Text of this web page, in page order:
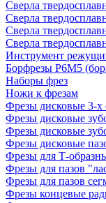
Сверла
Сверла
Сверла
Сверла
Инструмент
Борфрезы Р6М5
Наборы фрез
Ножи к фрезам
Фрезы дисковые 3-х
Фрезы дисковые
Фрезы дисковые
Фрезы дисковые
Фрезы для Т-
Фрезы для пазов
Фрезы для пазов
Фрезы концевые